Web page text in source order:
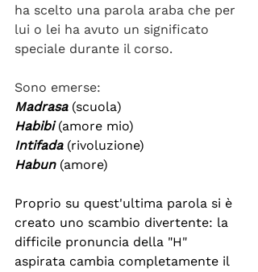
ha scelto una parola araba che per
lui o lei ha avuto un significato
speciale durante il corso.
Sono emerse:
Madrasa (scuola)
Habibi (amore mio)
Intifada (rivoluzione)
Habun (amore)
Proprio su quest'ultima parola si è
creato uno scambio divertente: la
difficile pronuncia della "H"
aspirata cambia completamente il